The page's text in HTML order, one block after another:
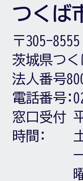
つくば
〒305-8555
茨城県つ
法人番号
電話番号:
窓口受付
時間: